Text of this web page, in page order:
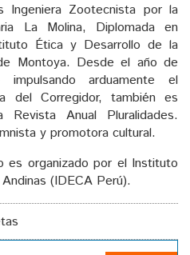
Ingeniera Zootecnista por la
La Molina, Diplomada en
Ética y Desarrollo de la
Montoya. Desde el año de
arduamente el
del Corregidor, también es
Anual Pluralidades.
y promotora cultural.
es organizado por el Instituto
(IDECA Perú).